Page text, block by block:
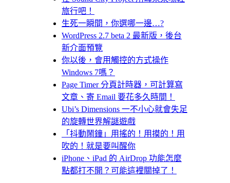
旅行吧！
生死一瞬間，你選哪一邊…?
WordPress 2.7 beta 2 最新版，後台
新介面預覽
你以後，會用觸控的方式操作
Windows 7嗎？
Page Timer 分頁計時器，可計算寫
文章、寄 Email 要花多久時間！
Ubi’s Dimensions 一不小心就會失足
的旋轉世界解謎遊戲
「抖動鬧鐘」用搖的！用摸的！用
吹的！就是要叫醒你
iPhone、iPad 的 AirDrop 功能怎麼
點都打不開？可能這裡關掉了！